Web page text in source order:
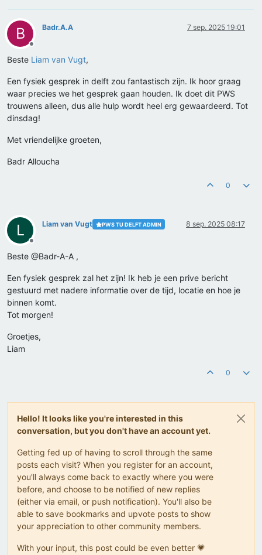
B
Offline
Badr.A.A 7 sep. 2025 19:01
Beste Liam van Vugt,
Een fysiek gesprek in delft zou fantastisch zijn. Ik hoor graag
waar precies we het gesprek gaan houden. Ik doet dit PWS
trouwens alleen, dus alle hulp wordt heel erg gewaardeerd. Tot
dinsdag!
Met vriendelijke groeten,
Badr Alloucha
0
L
Offline
Liam van Vugt PWS TU DELFT ADMIN 8 sep. 2025 08:17
Beste @Badr-A-A ,
Een fysiek gesprek zal het zijn! Ik heb je een prive bericht
gestuurd met nadere informatie over de tijd, locatie en hoe je
binnen komt.
Tot morgen!
Groetjes,
Liam
0
Hello! It looks like you're interested in this
conversation, but you don't have an account yet.
Getting fed up of having to scroll through the same
posts each visit? When you register for an account,
you'll always come back to exactly where you were
before, and choose to be notified of new replies
(either via email, or push notification). You'll also be
able to save bookmarks and upvote posts to show
your appreciation to other community members.
With your input, this post could be even better 💗